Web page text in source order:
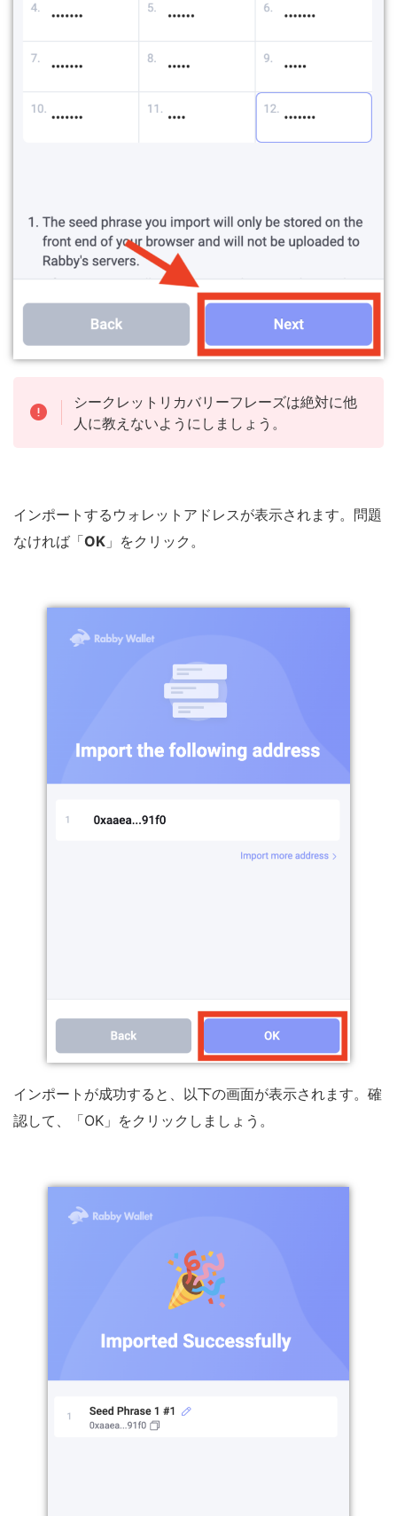
シークレットリカバリーフレーズは絶対に他
人に教えないようにしましょう。
インポートするウォレットアドレスが表示されます。問題
なければ「OK 」をクリック。
インポートが成功すると、以下の画面が表示されます。確
認して、「OK」をクリックしましょう。